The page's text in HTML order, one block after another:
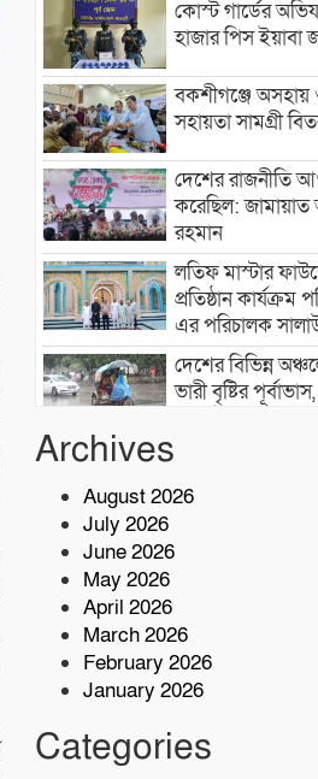
কোস্ট গার্ডের
হাজার পিস ইয়াবা
বকশীগঞ্জে অসহায়
সহায়তা সামগ্রী
দেশের রাজনীতি
করেছিল:
রহমান
লতিফ মাস্টার
প্রতিষ্ঠান
এর পরিচালক
দেশের বিভিন্ন
ভারী বৃষ্টির
১৪ জন
শরণখোলায়
অভিযান এক সপ্তাহে
১১
ইয়াবা জব্দ
Archives
August 2026
July 2026
June 2026
May 2026
April 2026
March 2026
February 2026
January 2026
Categories